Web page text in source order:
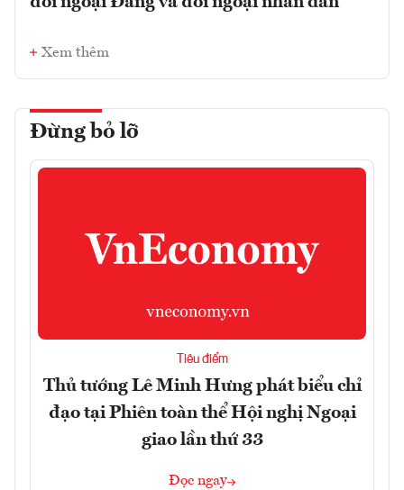
Xem thêm
Đừng bỏ lỡ
Tiêu điểm
Thủ tướng Lê Minh Hưng phát biểu chỉ
đạo tại Phiên toàn thể Hội nghị Ngoại
giao lần thứ 33
Đọc ngay